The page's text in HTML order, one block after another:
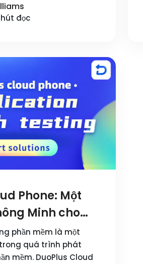
đọc
Phone: Một
Minh cho
Chạy Ứng
phần mềm là một
quá trình phát
mềm. DuoPlus Cloud